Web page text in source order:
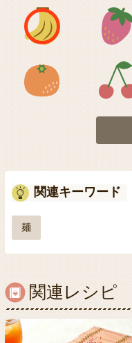
アイコン1
アイコン5
関連キーワード
麺
関連レシピ